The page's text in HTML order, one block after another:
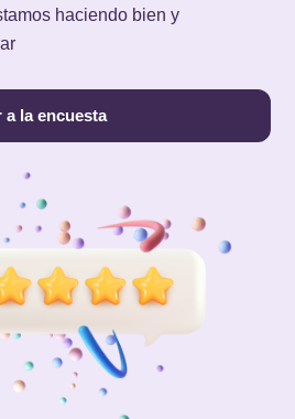
haciendo bien y
a la encuesta